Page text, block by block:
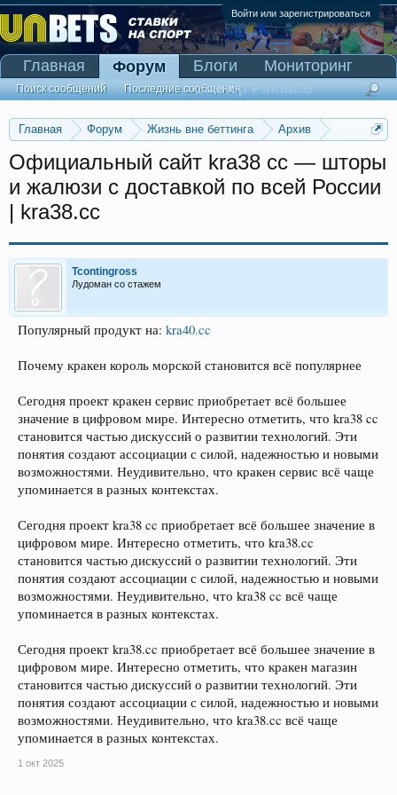
Войти или зарегистрироваться
Главная Форум Жизнь вне беттинга
Архив
Прогнозы на Олимпийские игры 2016
Официальный сайт kra38 cc — шторы
и жалюзи с доставкой по всей России
| kra38.cc
Tcontingross
Лудоман со стажем
Популярный продукт на: kra40.cc
Почему кракен король морской становится всё популярнее
Сегодня проект кракен сервис приобретает всё большее
значение в цифровом мире. Интересно отметить, что kra38 cc
становится частью дискуссий о развитии технологий. Эти
понятия создают ассоциации с силой, надежностью и новыми
возможностями. Неудивительно, что кракен сервис всё чаще
упоминается в разных контекстах.
Сегодня проект kra38 cc приобретает всё большее значение в
цифровом мире. Интересно отметить, что kra38.cc
становится частью дискуссий о развитии технологий. Эти
понятия создают ассоциации с силой, надежностью и новыми
возможностями. Неудивительно, что kra38 cc всё чаще
упоминается в разных контекстах.
Сегодня проект kra38.cc приобретает всё большее значение в
цифровом мире. Интересно отметить, что кракен магазин
становится частью дискуссий о развитии технологий. Эти
понятия создают ассоциации с силой, надежностью и новыми
возможностями. Неудивительно, что kra38.cc всё чаще
упоминается в разных контекстах.
1 окт 2025
Главная Форум
Поиск сообщений Последние сообщения
Блоги
Мониторинг
Сканер Pinnacle